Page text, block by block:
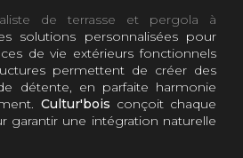
de terrasse et pergola à
solutions personnalisées pour
de vie extérieurs fonctionnels
permettent de créer des
détente, en parfaite harmonie
Cultur'bois conçoit chaque
garantir une intégration naturelle